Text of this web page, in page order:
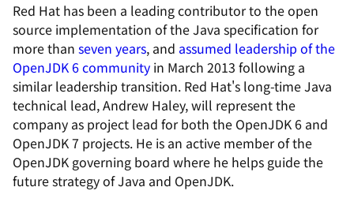
Red Hat has been a leading contributor to the open
source implementation of the Java specification for
more than seven years, and assumed leadership of the
OpenJDK 6 community in March 2013 following a
similar leadership transition. Red Hat's long-time Java
technical lead, Andrew Haley, will represent the
company as project lead for both the OpenJDK 6 and
OpenJDK 7 projects. He is an active member of the
OpenJDK governing board where he helps guide the
future strategy of Java and OpenJDK.